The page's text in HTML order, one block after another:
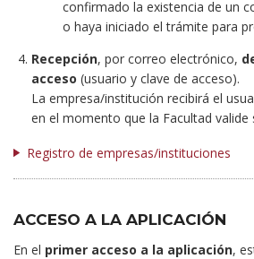
confirmado la existencia de un
o haya iniciado el trámite para
Recepción, por correo electrónico,
acceso (usuario y clave de acceso).
La empresa/institución recibirá el
en el momento que la Facultad valide
Registro de empresas/instituciones
ACCESO A LA APLICACIÓN
En el primer acceso a la aplicación,